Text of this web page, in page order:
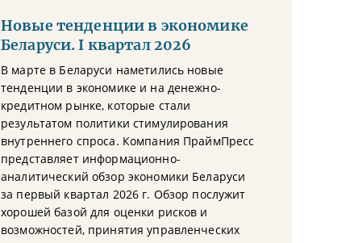
Новые тенденции в экономике
Беларуси. I квартал 2026
В марте в Беларуси наметились новые
тенденции в экономике и на денежно-
кредитном рынке, которые стали
результатом политики стимулирования
внутреннего спроса. Компания ПраймПресс
представляет информационно-
аналитический обзор экономики Беларуси
за первый квартал 2026 г. Обзор послужит
хорошей базой для оценки рисков и
возможностей, принятия управленческих